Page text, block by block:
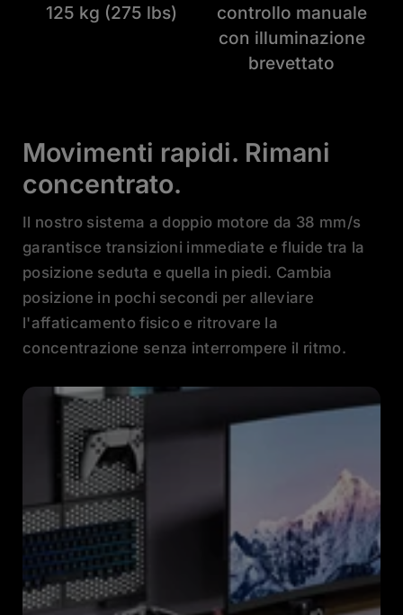
125 kg (275 lbs)
controllo manuale
con illuminazione
brevettato
Movimenti rapidi. Rimani
concentrato.
Il nostro sistema a doppio motore da 38 mm/s
garantisce transizioni immediate e fluide tra la
posizione seduta e quella in piedi. Cambia
posizione in pochi secondi per alleviare
l'affaticamento fisico e ritrovare la
concentrazione senza interrompere il ritmo.